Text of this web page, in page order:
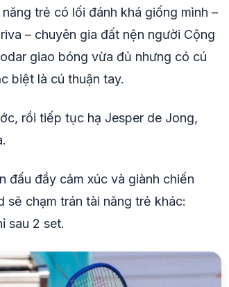
trẻ có lối đánh khá giống mình –
– chuyên gia đất nện người Cộng
giao bóng vừa đủ nhưng có cú
biệt là cú thuận tay.
rồi tiếp tục hạ Jesper de Jong,
đấu đầy cảm xúc và giành chiến
sẽ chạm trán tài năng trẻ khác:
sau 2 set.